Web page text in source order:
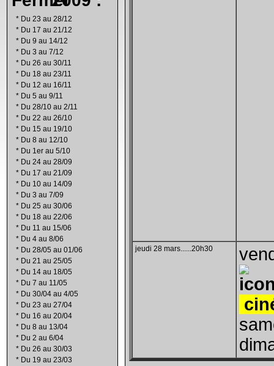
* Du 23 au 28/12
* Du 17 au 21/12
* Du 9 au 14/12
* Du 3 au 7/12
* Du 26 au 30/11
* Du 18 au 23/11
* Du 12 au 16/11
* Du 5 au 9/11
* Du 28/10 au 2/11
* Du 22 au 26/10
* Du 15 au 19/10
* Du 8 au 12/10
* Du 1er au 5/10
* Du 24 au 28/09
* Du 17 au 21/09
* Du 10 au 14/09
* Du 3 au 7/09
* Du 25 au 30/06
* Du 18 au 22/06
* Du 11 au 15/06
* Du 4 au 8/06
* Du 28/05 au 01/06
* Du 21 au 25/05
* Du 14 au 18/05
* Du 7 au 11/05
* Du 30/04 au 4/05
* Du 23 au 27/04
* Du 16 au 20/04
* Du 8 au 13/04
* Du 2 au 6/04
* Du 26 au 30/03
* Du 19 au 23/03
jeudi 28 mars......20h30